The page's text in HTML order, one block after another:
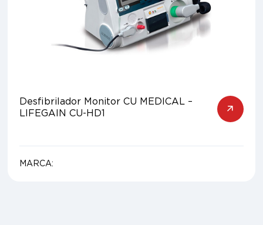
Desfibrilador Monitor CU MEDICAL –
LIFEGAIN CU-HD1
MARCA: